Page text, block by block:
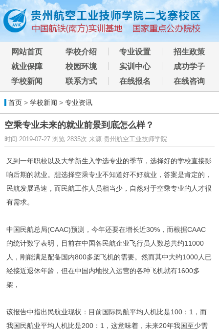
网站首页 学校介绍 专业设置
招生政策
就业保障
校园环境 实训中心
成功学子
学校新闻
联系方式 在线报名 在线咨询
首页> 学校新闻 > 专业资讯
空乘专业未来的就业前景到底怎么样？
时间:2019-07-27 浏览:2835次 来源:贵州航空工业技师学院
又到一年职校以及大学新生入学选专业的季节，选择好的学校直接影
响后期的就业。想选择空乘专业不知道好不好就业，答案是肯定的，
民航发展迅速，而民航工作人员相当少，自然对于空乘专业的人才很
有需求。
中国民航总局(CAAC)预测，今年还要在增长近30%，而根据CAAC
的统计数字表明，目前在中国各民航企业飞行员人数总共约11000
人，刚能满足配备国内800多架飞机的需要。然而其中大约1000人已
经接近退休年龄，但在中国内地投入运营的各种飞机就有1600多
架，
该报告中指出民航业现状：目前国际民航平均人机比是100：1，而
我国民航业平均人机比是200：1，这意味着，未来20年我国至少需